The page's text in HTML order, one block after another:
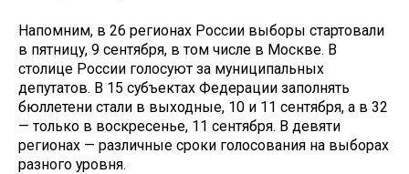
Напомним, в 26 регионах России выборы стартовали
в пятницу, 9 сентября, в том числе в Москве. В
столице России голосуют за муниципальных
депутатов. В 15 субъектах Федерации заполнять
бюллетени стали в выходные, 10 и 11 сентября, а в 32
— только в воскресенье, 11 сентября. В девяти
регионах — различные сроки голосования на выборах
разного уровня.